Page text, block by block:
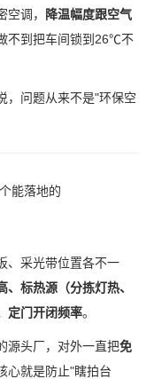
调，
降温幅度跟空气
不到把车间锁到26℃不
，问题从来不是"环保空
能落地的
、采光带位置各不一
、标热源（分拣灯热、
定门开闭频率。
源头厂，对外一直把免
心就是防止"瞎拍台